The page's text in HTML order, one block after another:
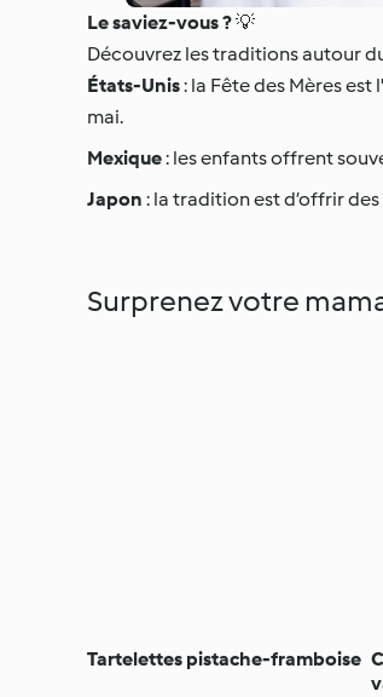
Le saviez-vous ?💡
Découvrez les traditions autour
États-Unis: la Fête des Mères
mai.
Mexique: les enfants offrent
Japon : la tradition est d’offrir
Surprenez votre
Tartelettes pistache-framboise